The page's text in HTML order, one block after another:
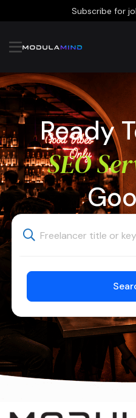
Subscribe for
Ready
SEO